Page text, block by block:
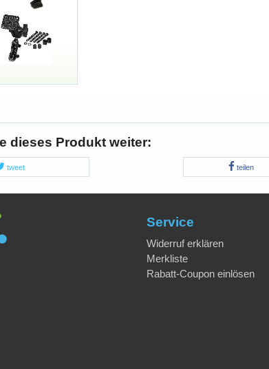
dieses Produkt weiter:
tweet teilen
Service
Widerruf erklären
Merkliste
Rabatt-Coupon einlösen